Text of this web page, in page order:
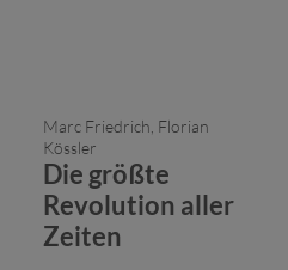
Marc Friedrich, Florian
Kössler
Die größte
Revolution aller
Zeiten